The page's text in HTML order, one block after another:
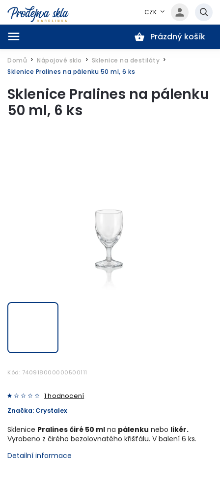
CZK
Prázdný košík
Domů / Nápojové sklo / Sklenice na destiláty /
Sklenice Pralines na pálenku 50 ml, 6 ks
Sklenice Pralines na pálenku
50 ml, 6 ks
Kód: 740918000000500111
1 hodnocení
Značka: Crystalex
Sklenice Pralines čiré 50 ml na pálenku nebo likér.
Vyrobeno z čirého bezolovnatého křišťálu. V balení 6 ks.
Detailní informace